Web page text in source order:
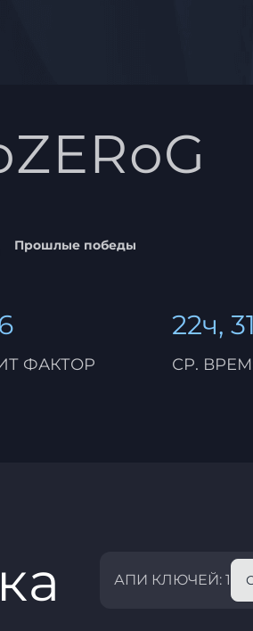
Прошлые победы
ФАКТОР
22ч,
СР.
АПИ КЛЮЧЕЙ: 1